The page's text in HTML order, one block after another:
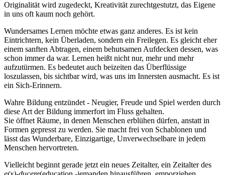
Originalität wird zugedeckt, Kreativität zurechtgestutzt, das Eigene
in uns oft kaum noch gehört.
Wundersames Lernen möchte etwas ganz anderes. Es ist kein
Eintrichtern, kein Überladen, sondern ein Freilegen. Es gleicht eher
einem sanften Abtragen, einem behutsamen Aufdecken dessen, was
schon immer da war. Lernen heißt nicht nur, mehr und mehr
aufzutürmen. Es bedeutet auch beizeiten das Überflüssige
loszulassen, bis sichtbar wird, was uns im Innersten ausmacht. Es ist
ein Sich-Erinnern.
Wahre Bildung entzündet - Neugier, Freude und Spiel werden durch
diese Art der Bildung immerfort im Fluss gehalten.
Sie öffnet Räume, in denen Menschen erblühen dürfen, anstatt in
Formen gepresst zu werden. Sie macht frei von Schablonen und
lässt das Wunderbare, Einzigartige, Unverwechselbare in jedem
Menschen hervortreten.
Vielleicht beginnt gerade jetzt ein neues Zeitalter, ein Zeitalter des